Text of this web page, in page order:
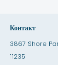
Контакт
3867 Shore
11235